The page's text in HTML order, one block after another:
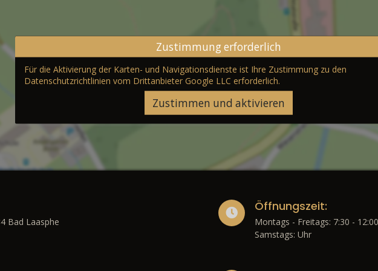
Zustimmung erforderlich
Für die Aktivierung der Karten- und Navigationsdienste ist Ihre Zustimmung zu den
Datenschutzrichtlinien vom Drittanbieter Google LLC erforderlich.
Zustimmen und aktivieren
Bad Laasphe
Öffnungszeit:
Montags - Freitags: 7:30 -
Samstags: Uhr